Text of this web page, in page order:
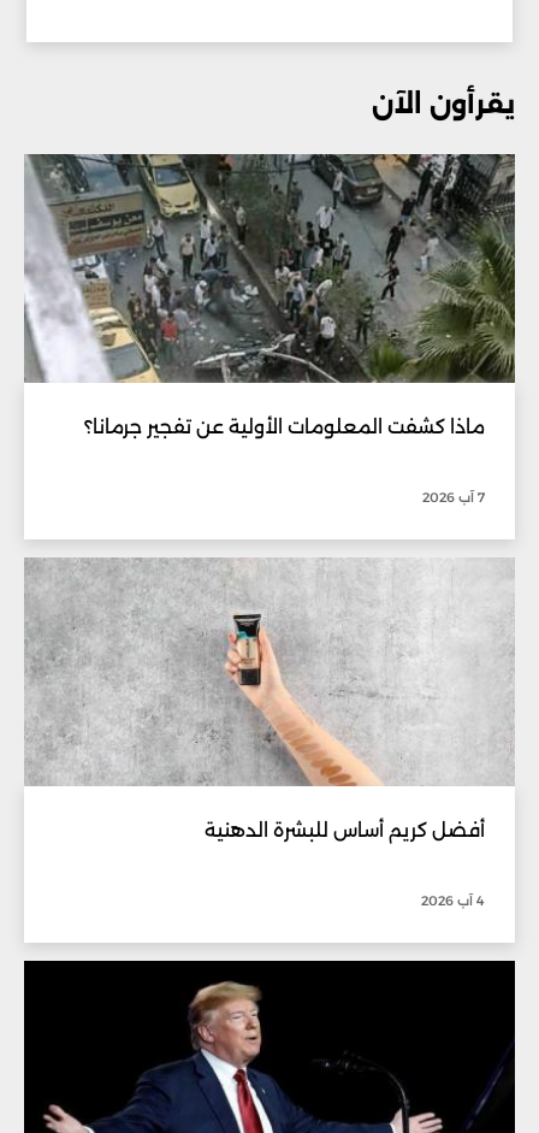
يقرأون الآن
ماذا كشفت المعلومات الأولية عن تفجير جرمانا؟
7 آب 2026
أفضل كريم أساس للبشرة الدهنية
4 آب 2026